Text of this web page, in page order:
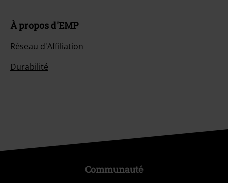
À propos d'EMP
Réseau d'Affiliation
Durabilité
Communauté